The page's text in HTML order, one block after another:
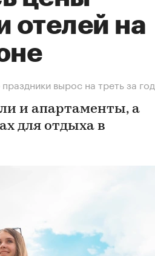
отелей на
вырос на треть за год
и апартаменты, а
для отдыха в